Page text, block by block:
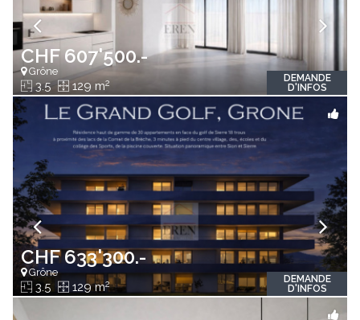
CHF 607'500.-
Grône
3.5 129 m2
DEMANDE
D'INFOS
CHF 633'300.-
Grône
3.5 129 m2
DEMANDE
D'INFOS